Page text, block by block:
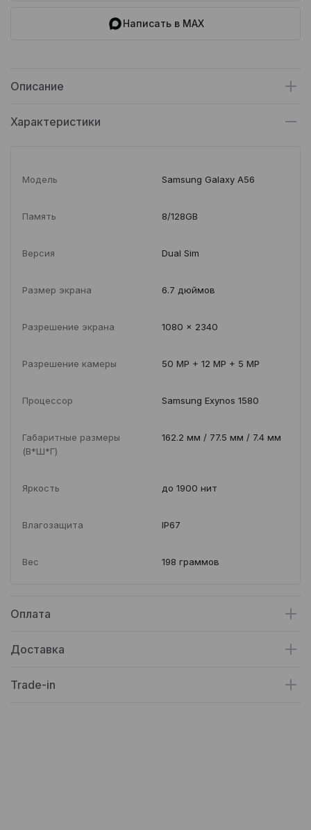
Написать в MAX
Описание
Характеристики
Модель Samsung Galaxy A56
Память 8/128GB
Версия Dual Sim
Размер экрана 6.7 дюймов
Разрешение экрана 1080 x 2340
Разрешение камеры 50 MP + 12 MP + 5 MP
Процессор Samsung Exynos 1580
Габаритные размеры
(В*Ш*Г)
162.2 мм / 77.5 мм / 7.4 мм
Яркость до 1900 нит
Влагозащита IP67
Вес 198 граммов
Оплата
Доставка
Trade-in